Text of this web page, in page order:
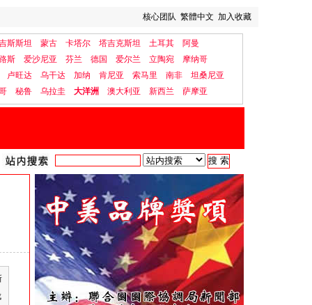
核心团队 繁體中文 加入收藏
斯斯坦 蒙古 卡塔尔 塔吉克斯坦 土耳其
阿曼
斯
爱沙尼亚 芬兰 德国 爱尔兰 立陶宛
摩纳哥
卢旺达
乌干达 加纳 肯尼亚 索马里 南非
坦桑尼亚
秘鲁 乌拉圭 大洋洲 澳大利亚 新西兰 萨摩亚